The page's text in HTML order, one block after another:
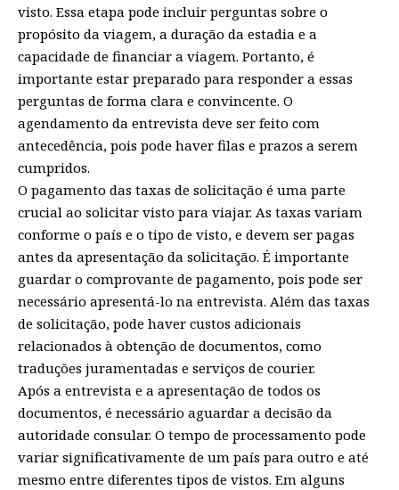
visto. Essa etapa pode incluir perguntas sobre o
propósito da viagem, a duração da estadia e a
capacidade de financiar a viagem. Portanto, é
importante estar preparado para responder a essas
perguntas de forma clara e convincente. O
agendamento da entrevista deve ser feito com
antecedência, pois pode haver filas e prazos a serem
cumpridos.
O pagamento das taxas de solicitação é uma parte
crucial ao solicitar visto para viajar. As taxas variam
conforme o país e o tipo de visto, e devem ser pagas
antes da apresentação da solicitação. É importante
guardar o comprovante de pagamento, pois pode ser
necessário apresentá-lo na entrevista. Além das taxas
de solicitação, pode haver custos adicionais
relacionados à obtenção de documentos, como
traduções juramentadas e serviços de courier.
Após a entrevista e a apresentação de todos os
documentos, é necessário aguardar a decisão da
autoridade consular. O tempo de processamento pode
variar significativamente de um país para outro e até
mesmo entre diferentes tipos de vistos. Em alguns